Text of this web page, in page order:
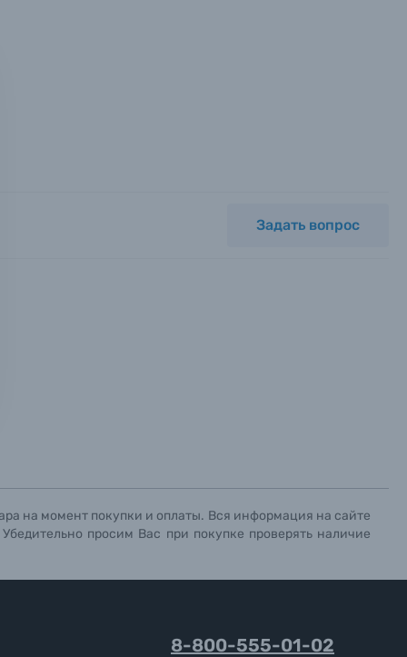
с
Задать вопрос
на момент покупки и оплаты. Вся информация на сайте
просим Вас при покупке проверять наличие
8-800-555-01-02